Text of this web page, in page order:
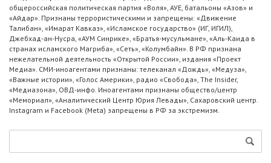
общероссийская политическая партия «Воля», АУЕ, батальоны «Азов» и
«Айдар». Признаны террористическими и запрещены: «Движение
Талибан», «Имарат Кавказ», «Исламское государство» (ИГ, ИГИЛ),
Джебхад-ан-Нусра, «АУМ Синрике», «Братья-мусульмане», «Аль-Каида в
странах исламского Магриба», «Сеть», «Колумбайн». В РФ признана
нежелательной деятельность «Открытой России», издания «Проект
Медиа». СМИ-иноагентами признаны: телеканал «Дождь», «Медуза»,
«Важные истории», «Голос Америки», радио «Свобода», The Insider,
«Медиазона», ОВД-инфо. Иноагентами признаны общество/центр
«Мемориал», «Аналитический Центр Юрия Левады», Сахаровский центр.
Instagram и Facebook (Metа) запрещены в РФ за экстремизм.